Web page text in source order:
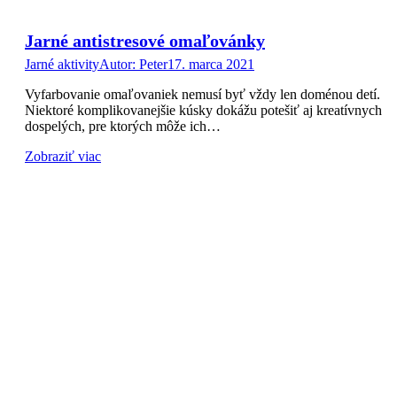
Jarné antistresové omaľovánky
Jarné aktivityAutor: Peter17. marca 2021
Vyfarbovanie omaľovaniek nemusí byť vždy len doménou detí.
Niektoré komplikovanejšie kúsky dokážu potešiť aj kreatívnych
dospelých, pre ktorých môže ich…
Zobraziť viac